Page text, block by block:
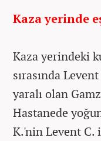
Kaza yerinde
Kaza yerindeki
sırasında
yaralı olan
Hastanede
K.'nin Levent C.